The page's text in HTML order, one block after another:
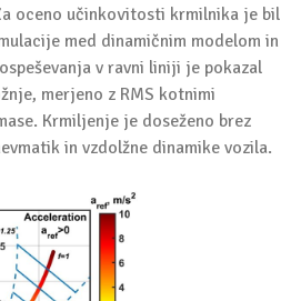
oceno učinkovitosti krmilnika je bil
med dinamičnim modelom in
v ravni liniji je pokazal
merjeno z RMS kotnimi
Krmiljenje je doseženo brez
in vzdolžne dinamike vozila.